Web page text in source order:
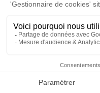
Faire-part
jeudi 24 août
Eglise de
Champteussé
49220 Chenillé-